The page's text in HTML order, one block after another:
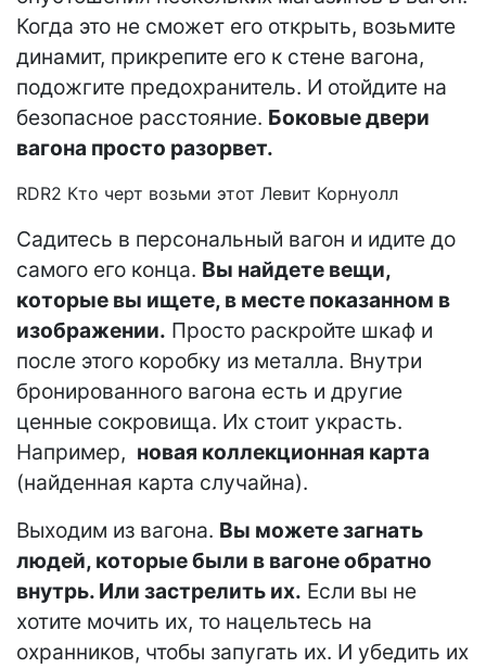
Когда это не сможет его открыть, возьмите
динамит, прикрепите его к стене вагона,
подожгите предохранитель. И отойдите на
безопасное расстояние. Боковые двери
вагона просто разорвет.
RDR2 Кто черт возьми этот Левит Корнуолл
Садитесь в персональный вагон и идите до
самого его конца. Вы найдете вещи,
которые вы ищете, в месте показанном в
изображении. Просто раскройте шкаф и
после этого коробку из металла. Внутри
бронированного вагона есть и другие
ценные сокровища. Их стоит украсть.
Например, новая коллекционная карта
(найденная карта случайна).
Выходим из вагона. Вы можете загнать
людей, которые были в вагоне обратно
внутрь. Или застрелить их. Если вы не
хотите мочить их, то нацельтесь на
охранников, чтобы запугать их. И убедить их